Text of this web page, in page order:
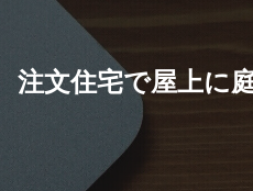
注文住宅で屋上に